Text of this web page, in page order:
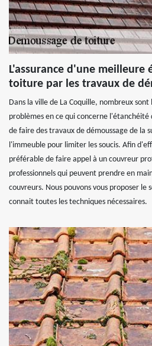
L'assurance d'une meilleure
toiture par les travaux de
Dans la ville de La Coquille, nombreux sont
problèmes en ce qui concerne l'étanchéité
de faire des travaux de démoussage de la
l'immeuble pour limiter les soucis. Afin
préférable de faire appel à un couvreur
professionnels qui peuvent prendre en
couvreurs. Nous pouvons vous proposer le
connait toutes les techniques nécessaires.